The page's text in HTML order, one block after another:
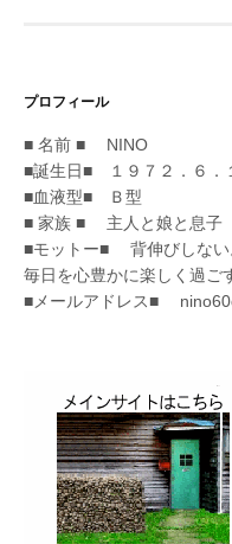
プロフィール
■ 名前 ■ NINO
■誕生日■ １９７２．６．
■血液型■ Ｂ型
■ 家族 ■ 主人と娘と息子
■モットー■ 背伸びしない
毎日を心豊かに楽しく過ご
■メールアドレス■